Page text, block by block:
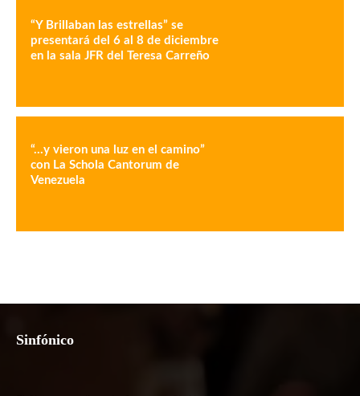
“Y Brillaban las estrellas” se
presentará del 6 al 8 de diciembre
en la sala JFR del Teresa Carreño
“…y vieron una luz en el camino”
con La Schola Cantorum de
Venezuela
Sinfónico